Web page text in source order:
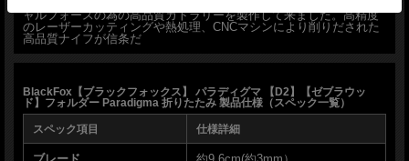
ャルフォースの為の高品質カトラリーを製作して来ました。高精度
のレーザーカッティングや熱処理、CNCマシンにより削りだされた
高品質ナイフが信条だ
BlackFox【ブラックフォックス】 パラディグマ 【D2】【ゼブラウッ
ド】フォルダー Paradigma 折りたたみ 製品仕様（スペック一覧）
スペック項目 仕様詳細